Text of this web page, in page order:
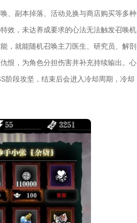
、副本掉落、活动兑换与商店购买等多种
效，未达养成要求的心法无法触发召唤机
，就能随机召唤主刀医生、研究员、解剖
恨，为角色分担伤害并补充持续输出。心
阶段攻坚，结束后会进入冷却周期，冷却